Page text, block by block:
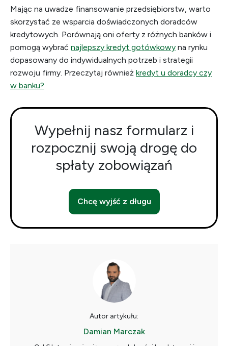
Mając na uwadze finansowanie przedsiębiorstw, warto
skorzystać ze wsparcia doświadczonych doradców
kredytowych. Porównają oni oferty z różnych banków i
pomogą wybrać najlepszy kredyt gotówkowy na rynku
dopasowany do indywidualnych potrzeb i strategii
rozwoju firmy. Przeczytaj również kredyt u doradcy czy
w banku?
Wypełnij nasz formularz i
rozpocznij swoją drogę do
spłaty zobowiązań
Chcę wyjść z długu
Autor artykułu:
Damian Marczak